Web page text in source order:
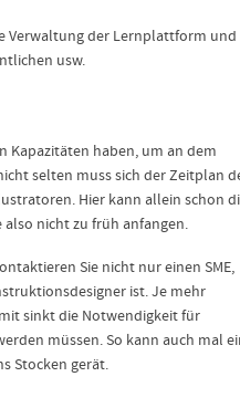
Verwaltung der Lernplattform und
usw.
Kapazitäten haben, um an dem
selten muss sich der Zeitplan
Hier kann allein schon
nicht zu früh anfangen.
Sie nicht nur einen SME,
ist. Je mehr
sinkt die Notwendigkeit für
müssen. So kann auch mal
Stocken gerät.